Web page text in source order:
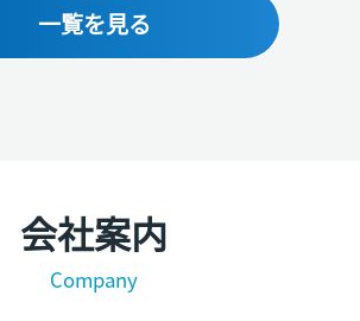
一覧を見る
会社案内
Company